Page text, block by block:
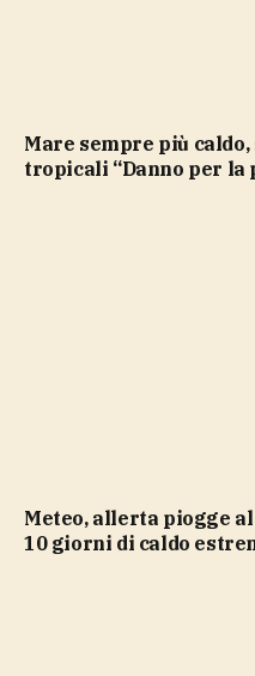
Mare sempre più caldo, si diffondono nuove specie
tropicali “Danno per la
Meteo, allerta piogge al nord, Italia rovente altri
10 giorni di caldo